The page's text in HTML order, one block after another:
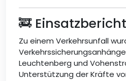
🚒
Zu einem Verkehrsunfall
Leuchtenberg und
Unterstützung der Kräfte